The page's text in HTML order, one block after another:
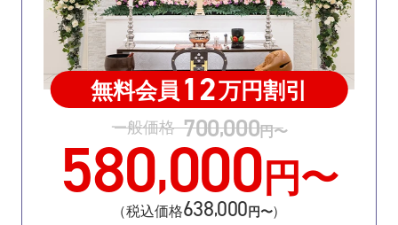
無料会員 12万円割引
一般価格 700,000円〜
580,000 円〜
（税込価格638,000 円〜）